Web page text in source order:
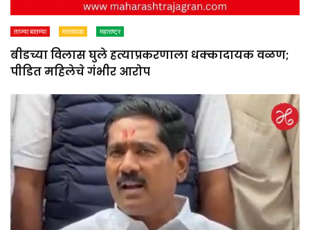
ताज्या बातम्या मराठवाडा महाराष्ट्र
बीडच्या विलास घुले हत्याप्रकरणाला धक्कादायक वळण;
पीडित महिलेचे गंभीर आरोप